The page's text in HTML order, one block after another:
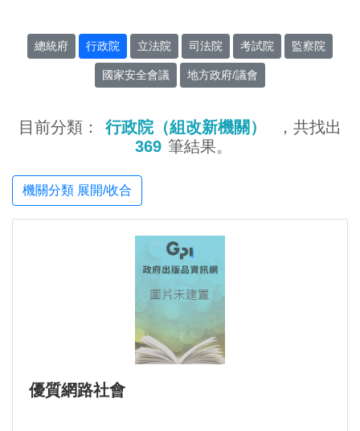
總統府 行政院 立法院 司法院 考試院 監察院
國家安全會議 地方政府/議會
目前分類： 行政院（組改新機關）
，共找出
369 筆結果。
機關分類 展開/收合
優質網路社會